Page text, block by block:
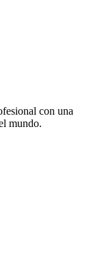
con una
mundo.